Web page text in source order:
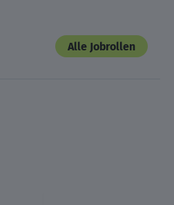
Alle Jobrollen